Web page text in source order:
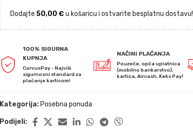
Dodajte 50,00 € u košaricu i ostvarite besplatnu dostavu!
100% SIGURNA
KUPNJA
CorvusPay - Najviši
sigurnosni standard za
plaćanje karticom!
NAČINI PLAĆANJA
Pouzeće, opća uplatnica
(mobilno bankarstvo),
kartica, Aircash, Keks Pay!
Kategorija: Posebna ponuda
Podijeli: